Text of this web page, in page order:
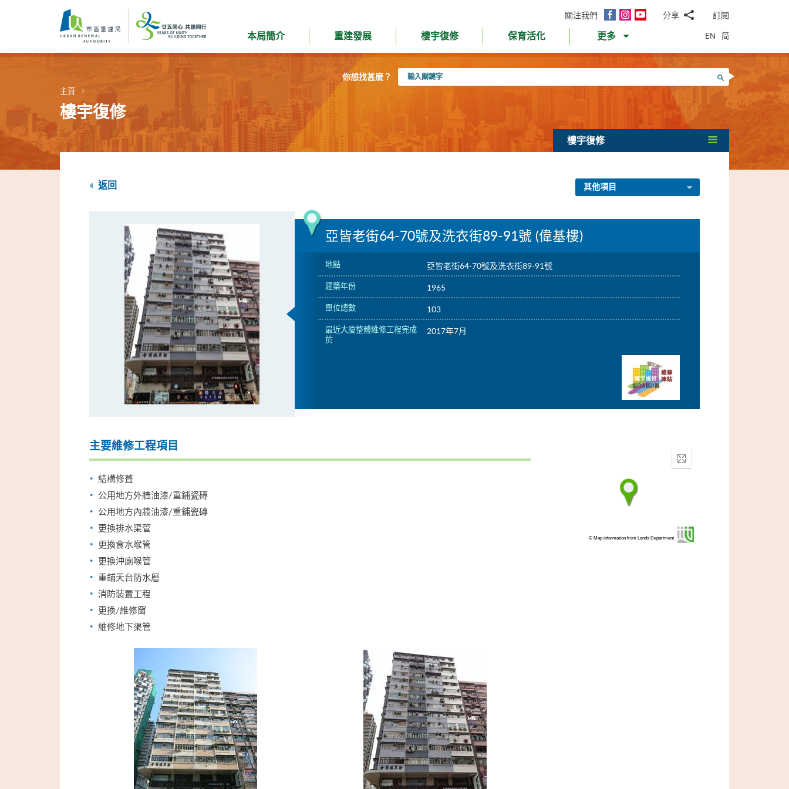
內
關注我們
面
InstagramYouTube分享
郵WhatsApp
微
信
面
書Twitter
LinkedIn
微
訂閱
本局簡介 重建發展 樓宇復修 保育活化 更多 EN 简
你想找甚麼？
入
搜尋
主頁
樓宇復修
樓宇復修
返回 其他項目
亞皆老街64-70號及洗衣街89-91號 (偉基樓)
地點 亞皆老街64-70號及洗衣街89-91號
建築年份 1965
單位總數 103
最近大廈整體維修工程完成
於
2017年7月
主要維修工程項目
結構修葺
公用地方外牆油漆/重鋪瓷磚
公用地方內牆油漆/重鋪瓷磚
更換排水渠管
更換食水喉管
更換沖廁喉管
重鋪天台防水層
消防裝置工程
更換/維修窗
維修地下渠管
Enter
fullscreen
© Map information from Lands Department